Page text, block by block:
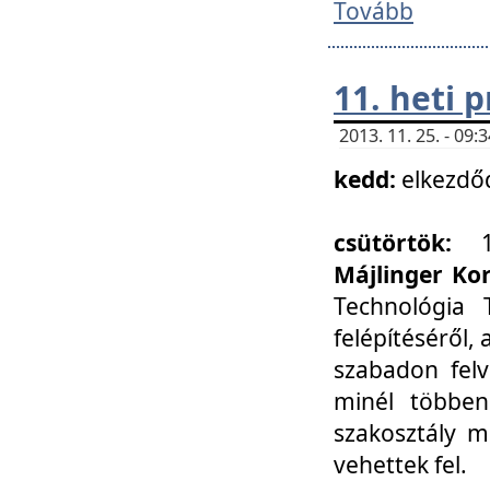
Tovább
11. heti
2013. 11. 25. -
kedd:
csütörtök:
Májlinger
Technológia
felépítéséről,
szabadon
minél
szakosztály
vehettek fel.